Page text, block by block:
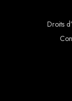
Droits